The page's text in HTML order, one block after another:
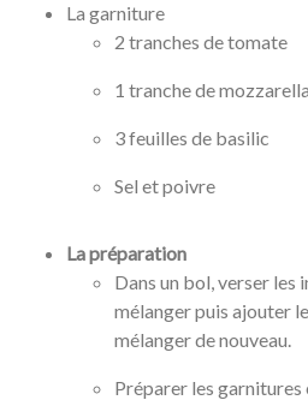
La garniture
2 tranches de tomate
1 tranche de mozzarella
3 feuilles de basilic
Sel et poivre
La préparation
Dans un bol, verser les
mélanger puis ajouter
mélanger de nouveau.
Préparer les